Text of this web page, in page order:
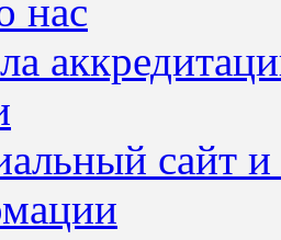
нас
сайт